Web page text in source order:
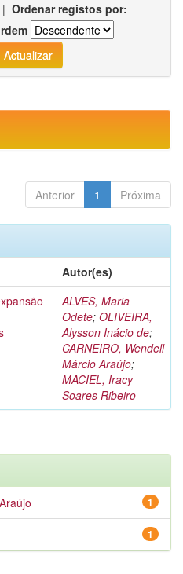
| Ordenar registos por:
Anterior 1 Próxima
Autor(es)
ALVES, Maria
Odete; OLIVEIRA,
Alysson Inácio de;
CARNEIRO, Wendell
Márcio Araújo;
MACIEL, Iracy
Soares Ribeiro
1
1